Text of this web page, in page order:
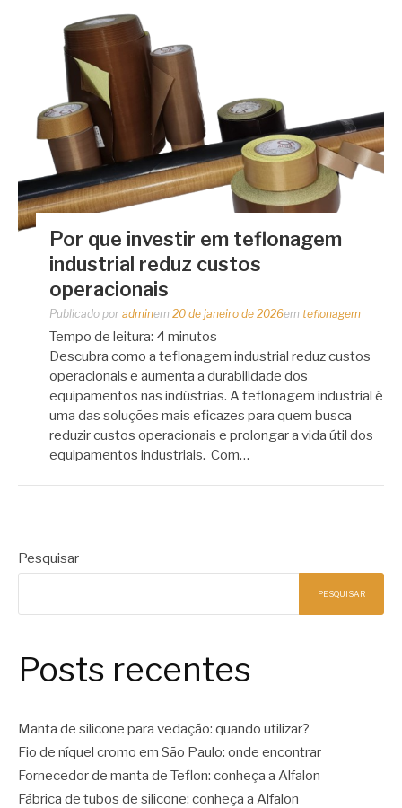
Por que investir em teflonagem
industrial reduz custos
operacionais
Publicado por adminem 20 de janeiro de 2026em teflonagem
Tempo de leitura: 4 minutos
Descubra como a teflonagem industrial reduz custos
operacionais e aumenta a durabilidade dos
equipamentos nas indústrias. A teflonagem industrial é
uma das soluções mais eficazes para quem busca
reduzir custos operacionais e prolongar a vida útil dos
equipamentos industriais. Com…
Pesquisar
PESQUISAR
Posts recentes
Manta de silicone para vedação: quando utilizar?
Fio de níquel cromo em São Paulo: onde encontrar
Fornecedor de manta de Teflon: conheça a Alfalon
Fábrica de tubos de silicone: conheça a Alfalon